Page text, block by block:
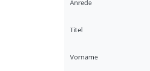
Anrede
Titel
Vorname